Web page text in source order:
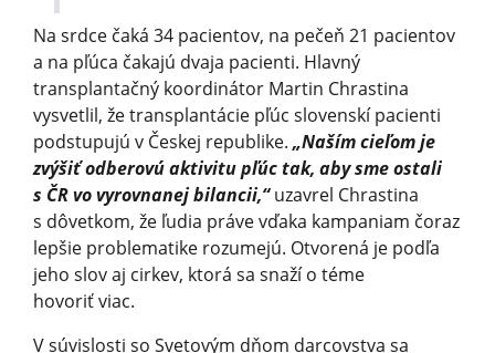
Na srdce čaká 34 pacientov, na pečeň 21 pacientov
a na pľúca čakajú dvaja pacienti. Hlavný
transplantačný koordinátor Martin Chrastina
vysvetlil, že transplantácie pľúc slovenskí pacienti
podstupujú v Českej republike. „Naším cieľom je
zvýšiť odberovú aktivitu pľúc tak, aby sme ostali
s ČR vo vyrovnanej bilancii,“uzavrel Chrastina
s dôvetkom, že ľudia práve vďaka kampaniam čoraz
lepšie problematike rozumejú. Otvorená je podľa
jeho slov aj cirkev, ktorá sa snaží o téme
hovoriť viac.
V súvislosti so Svetovým dňom darcovstva sa